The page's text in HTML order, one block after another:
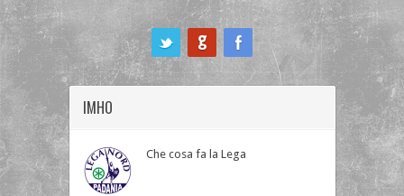
IMHO
Che cosa fa la Lega